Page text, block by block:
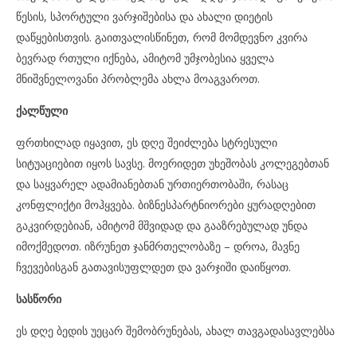
წესის, სპორტული ვარჯიშებისა და ახალი დიეტის
დაწყებისთვის. გაითვალისწინეთ, რომ მომდევნო კვირა
ბევრად რთული იქნება, ამიტომ უმჯობესია ყველა
მნიშვნელოვანი პრობლემა ახლა მოაგვაროთ.
ქალწული
ფრთხილად იყავით, ეს დღე შეიძლება სტრესული
სიტუაციებით იყოს სავსე. მოერიდეთ უხეშობას კოლეგებთან
და საყვარელ ადამიანებთან ურთიერთობაში, რასაც
კონფლიქტი მოჰყვება. ბიზნესპარტნიორები ყურადღებით
გაკვირდებიან, ამიტომ მშვიდად და გააზრებულად უნდა
იმოქმედოთ. იზრუნეთ ჯანმრთელობაზე – დროა, მავნე
ჩვევებისგან გათავისუფლდეთ და ვარჯიში დაიწყოთ.
სასწორი
ეს დღე ბედის უეცარ შემობრუნებას, ახალ თავგადასავლებსა